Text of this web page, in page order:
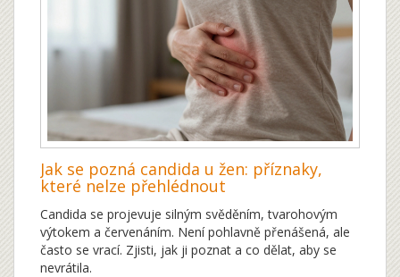
Jak se pozná candida u žen: příznaky,
které nelze přehlédnout
Candida se projevuje silným svěděním, tvarohovým
výtokem a červenáním. Není pohlavně přenášená, ale
často se vrací. Zjisti, jak ji poznat a co dělat, aby se
nevrátila.